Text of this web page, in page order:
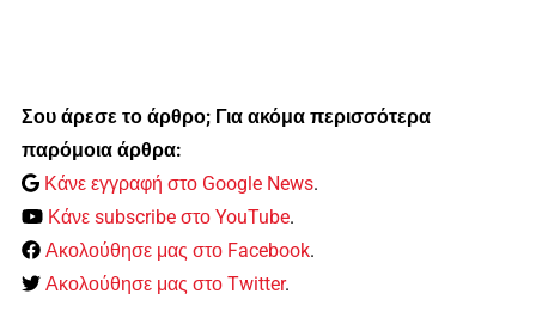
Σου άρεσε το άρθρο; Για ακόμα περισσότερα
παρόμοια άρθρα:
Κάνε εγγραφή στο Google News.
Κάνε subscribe στο YouTube.
Ακολούθησε μας στο Facebook.
Ακολούθησε μας στο Twitter.